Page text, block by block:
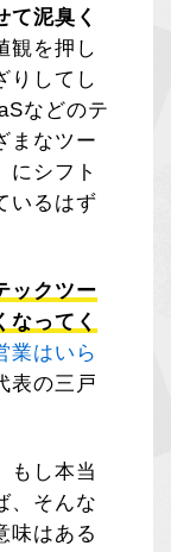
て泥臭く
観を押し
りしてし
などのテ
まなツー
にシフト
いるはず
ックツー
なってく
業はいら
表の三戸
もし本当
、そんな
味はある